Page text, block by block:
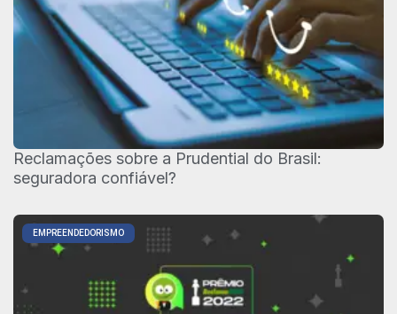
Reclamações sobre a Prudential do Brasil:
seguradora confiável?
EMPREENDEDORISMO